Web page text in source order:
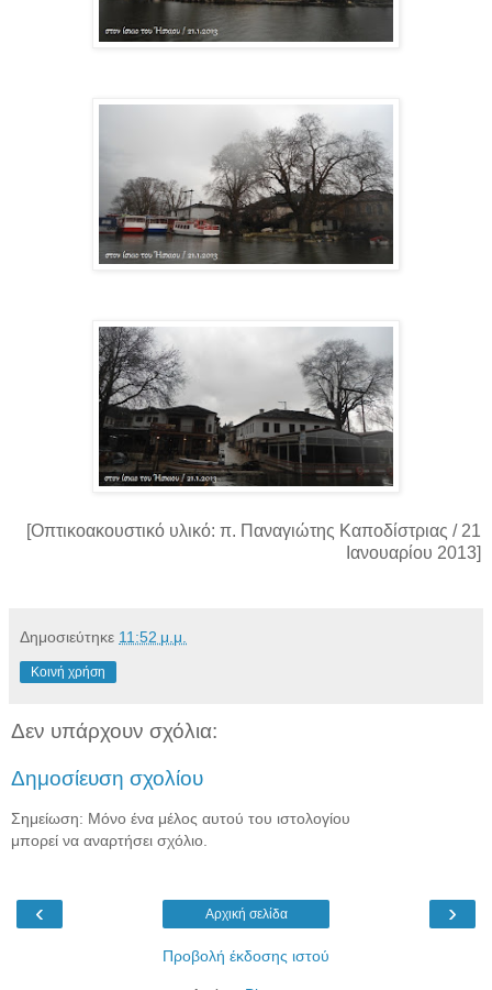
[Οπτικοακουστικό υλικό: π. Παναγιώτης Καποδίστριας / 21
Ιανουαρίου 2013]
Δημοσιεύτηκε 11:52 μ.μ.
Κοινή χρήση
Δεν υπάρχουν σχόλια:
Δημοσίευση σχολίου
Σημείωση: Μόνο ένα μέλος αυτού του ιστολογίου
μπορεί να αναρτήσει σχόλιο.
‹ ›
Αρχική σελίδα
Προβολή έκδοσης ιστού